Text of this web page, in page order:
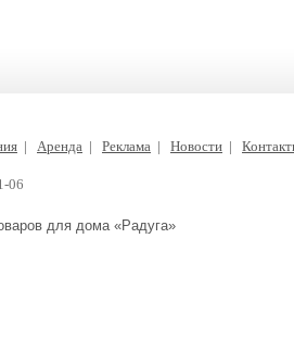
06
для дома «Радуга»
| Аренда | Реклама | Новости |